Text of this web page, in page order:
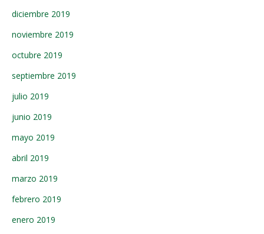
diciembre 2019
noviembre 2019
octubre 2019
septiembre 2019
julio 2019
junio 2019
mayo 2019
abril 2019
marzo 2019
febrero 2019
enero 2019